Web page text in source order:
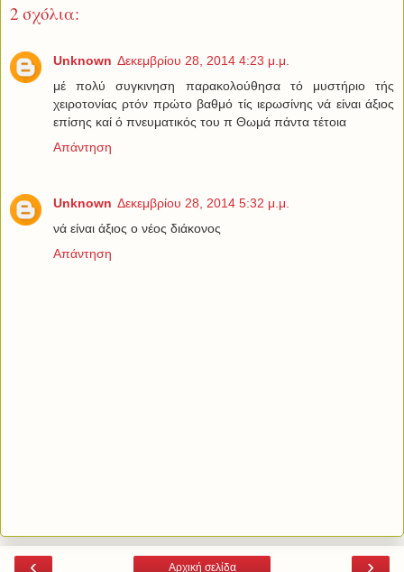
2 σχόλια:
Unknown Δεκεμβρίου 28, 2014 4:23 μ.μ.
μέ πολύ συγκινηση παρακολούθησα τό μυστήριο τής
χειροτονίας ρτόν πρώτο βαθμό τίς ιερωσίνης νά είναι άξιος
επίσης καί ό πνευματικός του π Θωμά πάντα τέτοια
Απάντηση
Unknown Δεκεμβρίου 28, 2014 5:32 μ.μ.
νά είναι άξιος ο νέος διάκονος
Απάντηση
‹ ›
Αρχική σελίδα